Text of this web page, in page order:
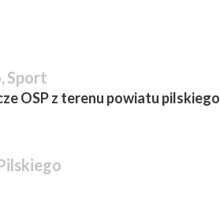
,Sport
OSP z terenu powiatu pilskiego